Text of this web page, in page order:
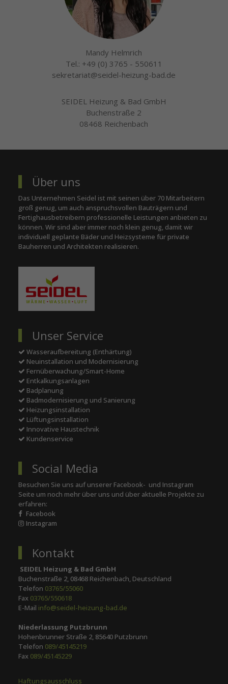
Mandy Helmrich
Tel.: +49 (0) 3765 - 550611
sekretariat@seidel-heizung-bad.de
SEIDEL Heizung & Bad GmbH
Buchenstraße 2
08468 Reichenbach
Über uns
Das Unternehmen Seidel ist mit seinen über 70 Mitarbeitern
groß genug, um auch anspruchsvollen Bauträgern und
Fertighausbetreibern professionelle Leistungen anbieten zu
können. Wir sind aber immer noch klein genug, damit wir
individuell geplante Bäder und Heizsysteme für private
Bauherren und Architekten realisieren.
Unser Service
Wasseraufbereitung (Enthärtung)
Neuinstallation und Modernisierung
Fernüberwachung/Smart-Home
Entkalkungsanlagen
Badplanung
Badmodernisierung und Sanierung
Heizungsinstallation
Lüftungsinstallation
Innovative Haustechnik
Kundenservice
Social Media
Besuchen Sie uns auf unserer Facebook- und Instagram
Seite um noch mehr über uns und über aktuelle Projekte zu
erfahren:
Facebook
Instagram
Kontakt
SEIDEL Heizung & Bad GmbH
Buchenstraße 2, 08468 Reichenbach, Deutschland
Telefon 03765/55060
Fax 03765/550618
E-Mail info@seidel-heizung-bad.de
Niederlassung Putzbrunn
Hohenbrunner Straße 2, 85640 Putzbrunn
Telefon 089/45145219
Fax 089/45145229
Haftungsausschluss